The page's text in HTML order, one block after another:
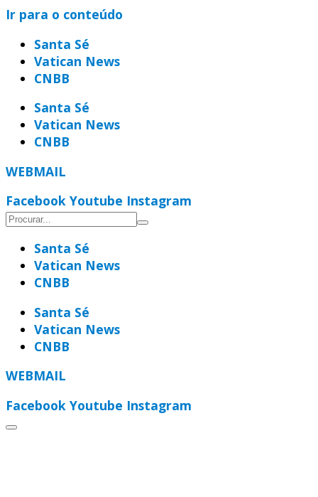
Ir para o conteúdo
Santa Sé
Vatican News
CNBB
Santa Sé
Vatican News
CNBB
WEBMAIL
Facebook Youtube Instagram
Santa Sé
Vatican News
CNBB
Santa Sé
Vatican News
CNBB
WEBMAIL
Facebook Youtube Instagram